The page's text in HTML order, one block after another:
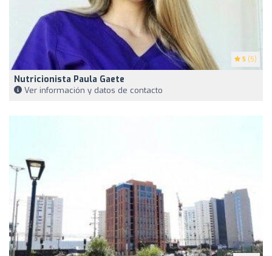
5 (5)
Nutricionista Paula Gaete
Ver información y datos de contacto